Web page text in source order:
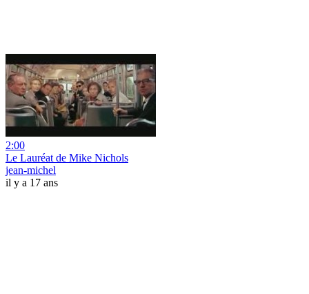
2:00
Le Lauréat de Mike Nichols
jean-michel
il y a 17 ans